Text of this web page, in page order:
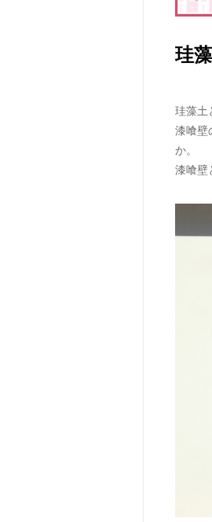
珪
珪藻土
漆喰壁
か。
漆喰壁